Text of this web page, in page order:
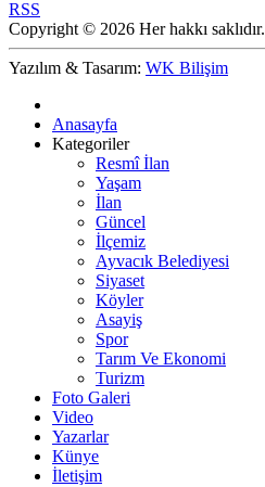
RSS
Copyright © 2026 Her hakkı saklıdır.
Yazılım & Tasarım: WK Bilişim
Anasayfa
Kategoriler
Resmî İlan
Yaşam
İlan
Güncel
İlçemiz
Ayvacık Belediyesi
Siyaset
Köyler
Asayiş
Spor
Tarım Ve Ekonomi
Turizm
Foto Galeri
Video
Yazarlar
Künye
İletişim